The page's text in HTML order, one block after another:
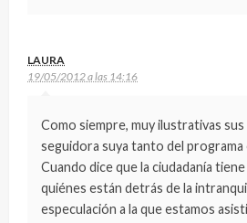
LAURA
19/05/2012 a las 14:16
Como siempre, muy ilustrativas
seguidora suya tanto del programa
Cuando dice que la ciudadanía
quiénes están detrás de la
especulación a la que estamos